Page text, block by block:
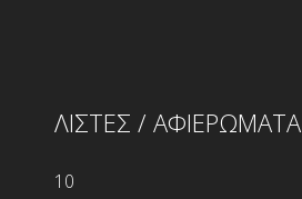
ΛΙΣΤΕΣ / ΑΦΙΕΡΩΜΑΤΑ
10